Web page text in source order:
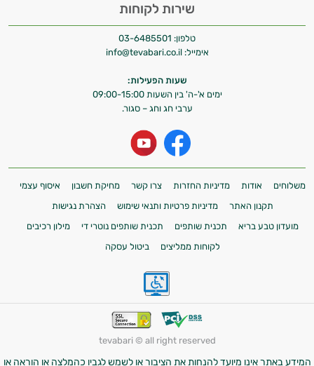
איכות
שירות לקוחות
טלפון: 03-6485501
אימייל: info@tevabari.co.il
שעות הפעילות:
ימים א'-ה' בין השעות 09:00-15:00
ערבי חג וחג – סגור.
משלוחים אודות מדיניות החזרות צרו קשר מחיקת חשבון
איסוף עצמי
תקנון האתר
מדיניות פרטיות ותנאי שימוש
הצהרת נגישות
מועדון טבע בריא
תכנית שותפים תכנית שותפים נוטרי די
מילון רכיבים
לקוחות ממליצים
ביטול עסקה
tevabari © all right reserved
המידע באתר אינו מיועד להנחות את הציבור או לשמש לגביו כהמלצה או הוראה או
התשובות שלי מבוססות על מאגרי מידע קליניים
וספרות מקצועית בתחומי הרפואה הטבעית
ותזונת הספורט.
אני כאן כדי לעזור לך להתאים את תוספי
התזונה ומוצרי הבריאות המדויקים למטרות
ולמצב הגופני שלך, ולהסביר לך אילו רכיבים
יום וגם בתחום הכושר והספורט.
המטרה שלי היא להתאים עבורך המלצות
אישיות מבוססות מדעית.